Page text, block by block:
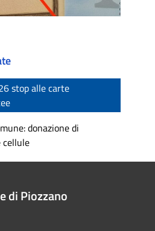
stop alle carte
donazione di
di Piozzano